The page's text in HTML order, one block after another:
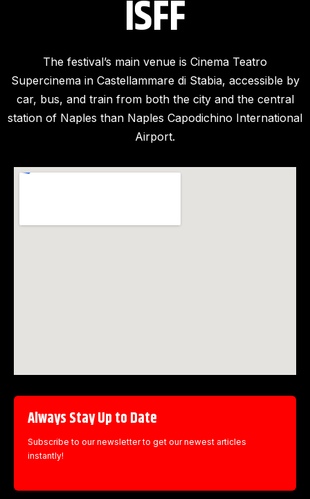
ISFF​
The festival’s main venue is Cinema Teatro
Supercinema in Castellammare di Stabia, accessible by
car, bus, and train from both the city and the central
station of Naples than Naples Capodichino International
Airport.
Always Stay Up to Date
Subscribe to our newsletter to get our newest articles
instantly!